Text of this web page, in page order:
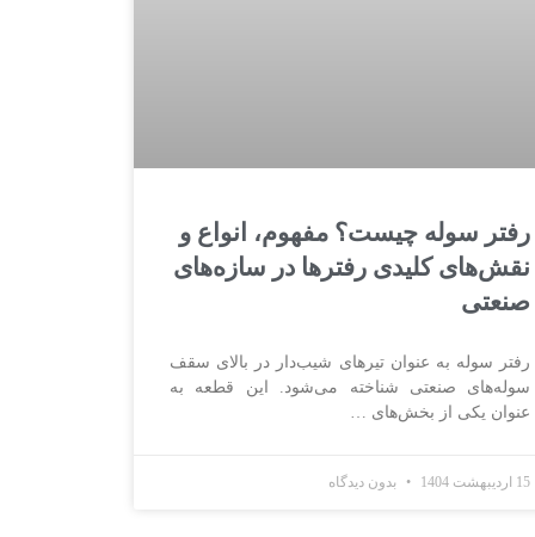
رفتر سوله چیست؟ مفهوم، انواع و
نقش‌های کلیدی رفترها در سازه‌های
صنعتی
رفتر سوله به عنوان تیرهای شیب‌دار در بالای سقف
سوله‌های صنعتی شناخته می‌شود. این قطعه به
عنوان یکی از بخش‌های …
15 اردیبهشت 1404 بدون دیدگاه